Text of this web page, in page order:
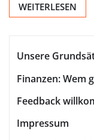
WEITERLESEN
Unsere
Finanzen: Wem
Feedback
Impressum